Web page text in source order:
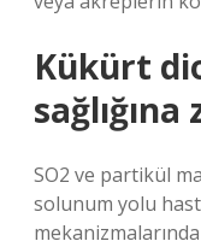
Kükürt
sağlığına
SO2 ve partikül
solunum yolu